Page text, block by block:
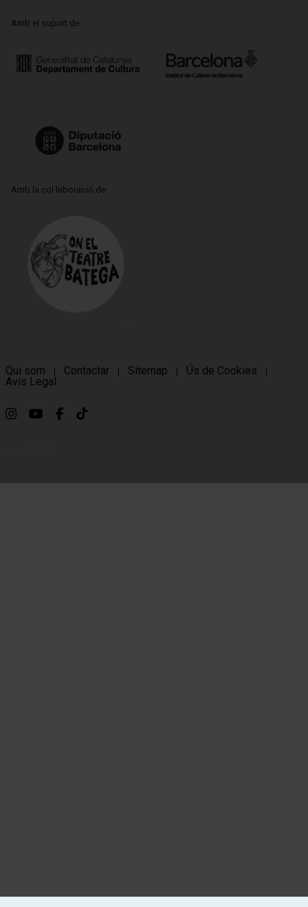
Amb el suport de:
Amb la col·laboració de:
Qui som | Contactar | Sitemap | Ús de Cookies |
Avís Legal
Link a instagram
Link a youtube
Link a facebook
Link a ticktok